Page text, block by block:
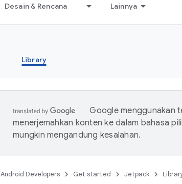
Desain & Rencana Lainnya
Library
Google menggunakan
menerjemahkan konten ke dalam bahasa
mungkin mengandung kesalahan.
Android Developers Get started Jetpack